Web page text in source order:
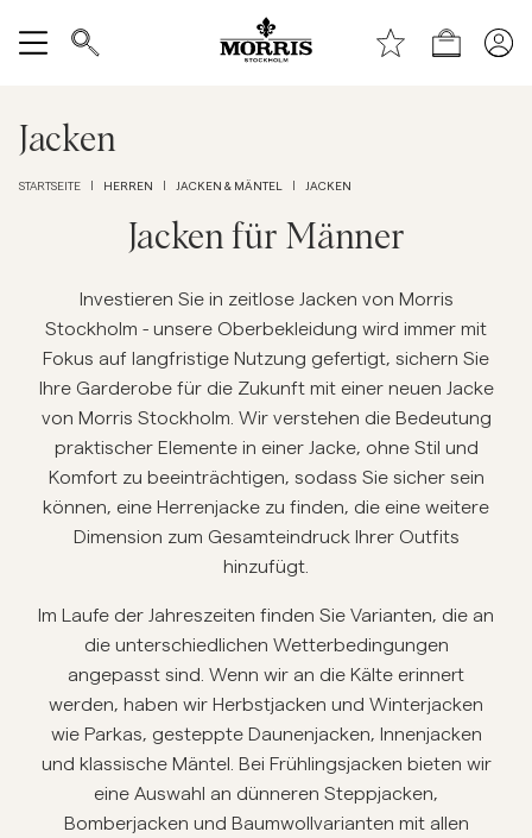
Laden
Accessoires
Hosen
Jeans
Anzüge
Poloshirts
Jacken & Mäntel
Jacken
STARTSEITE HERREN JACKEN & MÄNTEL JACKEN
Jacken für Männer
Investieren Sie in zeitlose Jacken von Morris
Stockholm - unsere Oberbekleidung wird immer mit
Fokus auf langfristige Nutzung gefertigt, sichern Sie
Ihre Garderobe für die Zukunft mit einer neuen Jacke
von Morris Stockholm. Wir verstehen die Bedeutung
praktischer Elemente in einer Jacke, ohne Stil und
Komfort zu beeinträchtigen, sodass Sie sicher sein
können, eine Herrenjacke zu finden, die eine weitere
Dimension zum Gesamteindruck Ihrer Outfits
hinzufügt.
Im Laufe der Jahreszeiten finden Sie Varianten, die an
die unterschiedlichen Wetterbedingungen
angepasst sind. Wenn wir an die Kälte erinnert
werden, haben wir Herbstjacken und Winterjacken
wie Parkas, gesteppte Daunenjacken, Innenjacken
und klassische Mäntel. Bei Frühlingsjacken bieten wir
eine Auswahl an dünneren Steppjacken,
Bomberjacken und Baumwollvarianten mit allen